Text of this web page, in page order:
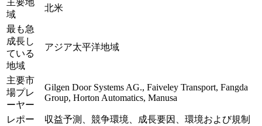
主要地
域
北米
最も急
成長し
ている
地域
アジア太平洋地域
主要市
場プレ
ーヤー
Gilgen Door Systems AG., Faiveley Transport, Fangda
Group, Horton Automatics, Manusa
レポー
収益予測、競争環境、成長要因、環境および規制